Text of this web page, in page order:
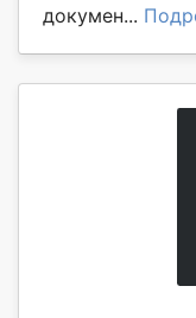
докумен...